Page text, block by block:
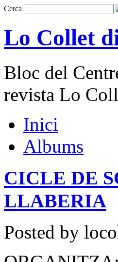
Cerca
Lo Collet
Bloc del
revista Lo
Inici
Albums
CICLE DE
LLABERIA
Posted by